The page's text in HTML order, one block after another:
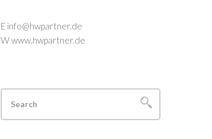
E info@hwpartner.de
W www.hwpartner.de